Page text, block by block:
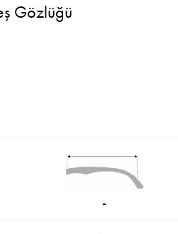
Gözlüğü
-